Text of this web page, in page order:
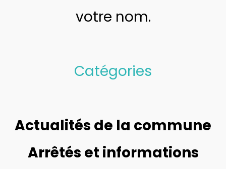
votre nom.
Catégories
Actualités de la commune
Arrêtés et informations